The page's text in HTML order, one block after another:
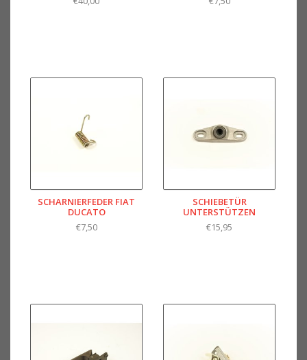
SCHARNIERFEDER FIAT
DUCATO
€7,50
SCHIEBETÜR
UNTERSTÜTZEN
€15,95